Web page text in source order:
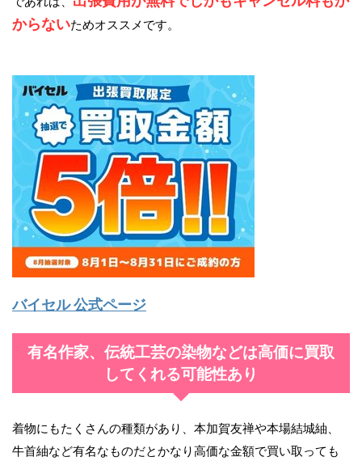
からないためオススメです。
バイセル 公式ページ
有名作家、伝統工芸の染物などは高価に買取
してくれる可能性あり
着物にもたくさんの種類があり、本加賀友禅や本場結城紬、
牛首紬など有名なものだとかなり高価な金額で買い取っても